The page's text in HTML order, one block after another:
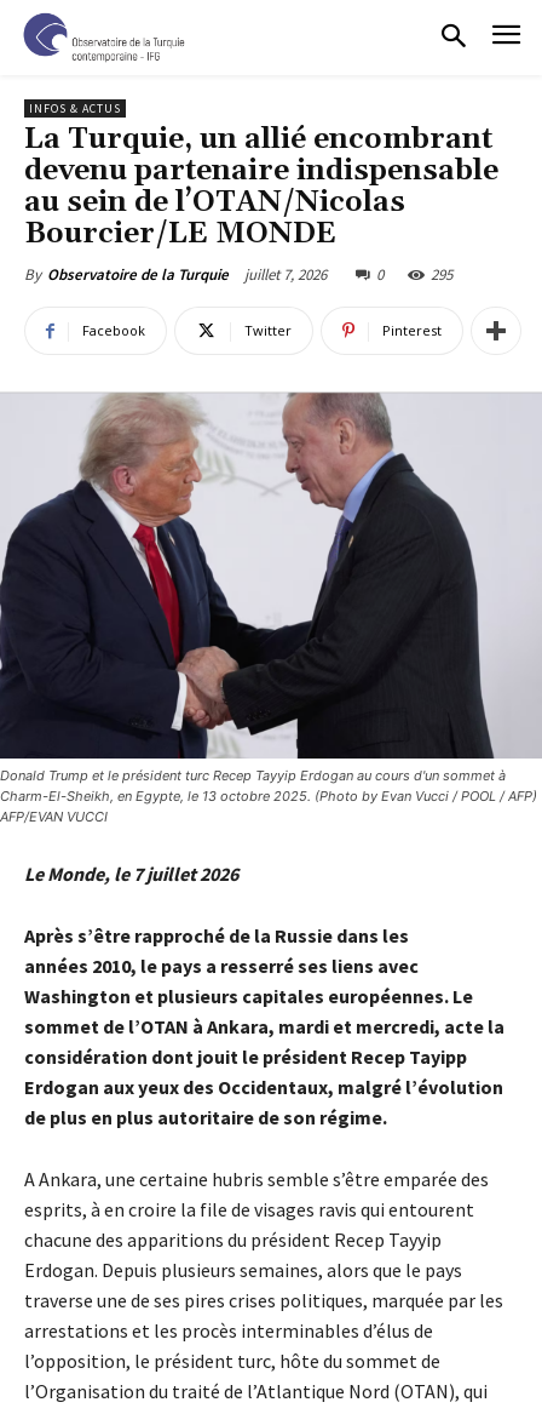
INFOS & ACTUS
La Turquie, un allié encombrant
devenu partenaire indispensable
au sein de l’OTAN/Nicolas
Bourcier/LE MONDE
By Observatoire de la Turquie juillet 7, 2026 0 295
Facebook Twitter Pinterest
Donald Trump et le président turc Recep Tayyip Erdogan au cours d'un sommet à
Charm-El-Sheikh, en Egypte, le 13 octobre 2025. (Photo by Evan Vucci / POOL / AFP)
AFP/EVAN VUCCI
Le Monde, le 7 juillet 2026
Après s’être rapproché de la Russie dans les
années 2010, le pays a resserré ses liens avec
Washington et plusieurs capitales européennes. Le
sommet de l’OTAN à Ankara, mardi et mercredi, acte la
considération dont jouit le président Recep Tayipp
Erdogan aux yeux des Occidentaux, malgré l’évolution
de plus en plus autoritaire de son régime.
A Ankara, une certaine hubris semble s’être emparée des
esprits, à en croire la file de visages ravis qui entourent
chacune des apparitions du président Recep Tayyip
Erdogan. Depuis plusieurs semaines, alors que le pays
traverse une de ses pires crises politiques, marquée par les
arrestations et les procès interminables d’élus de
l’opposition, le président turc, hôte du sommet de
l’Organisation du traité de l’Atlantique Nord (OTAN), qui